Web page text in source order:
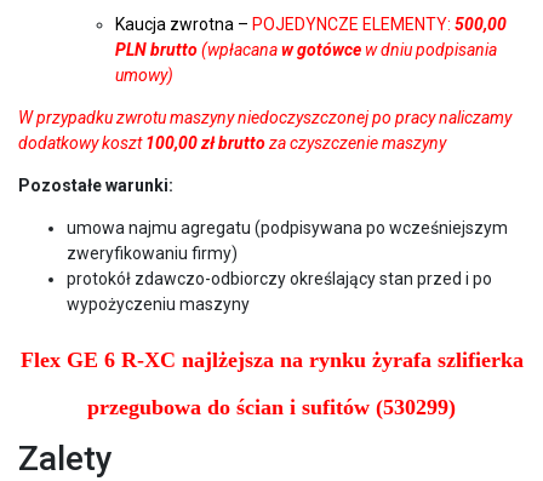
Kaucja zwrotna – POJEDYNCZE ELEMENTY: 500,00
PLN brutto(wpłacanaw gotówce w dniu podpisania
umowy)
W przypadku zwrotu maszyny niedoczyszczonej po pracy naliczamy
dodatkowy koszt100,00 zł bruttoza czyszczenie maszyny
Pozostałe warunki:
umowa najmu agregatu (podpisywana po wcześniejszym
zweryfikowaniu firmy)
protokół zdawczo-odbiorczy określający stan przed i po
wypożyczeniu maszyny
Flex GE 6 R-XC najlżejsza na rynku żyrafa szlifierka
przegubowa do ścian i sufitów (530299)
Zalety